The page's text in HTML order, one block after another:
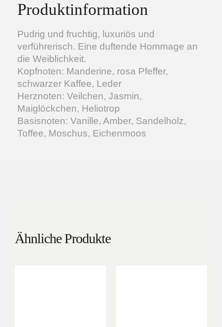
Produktinformation
Pudrig und fruchtig, luxuriös und
verführerisch. Eine duftende Hommage an
die Weiblichkeit.
Kopfnoten: Manderine, rosa Pfeffer,
schwarzer Kaffee, Leder
Herznoten: Veilchen, Jasmin,
Maiglöckchen, Heliotrop
Basisnoten: Vanille, Amber, Sandelholz,
Toffee, Moschus, Eichenmoos
Ähnliche Produkte